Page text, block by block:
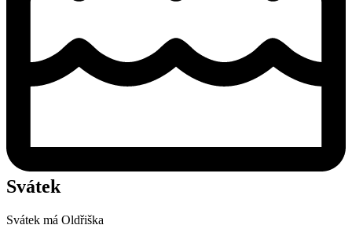
Svátek
Svátek má Oldřiška